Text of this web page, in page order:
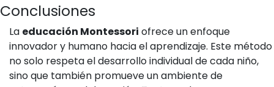
Conclusiones
La educación Montessori ofrece un enfoque
innovador y humano hacia el aprendizaje. Este método
no solo respeta el desarrollo individual de cada niño,
sino que también promueve un ambiente de